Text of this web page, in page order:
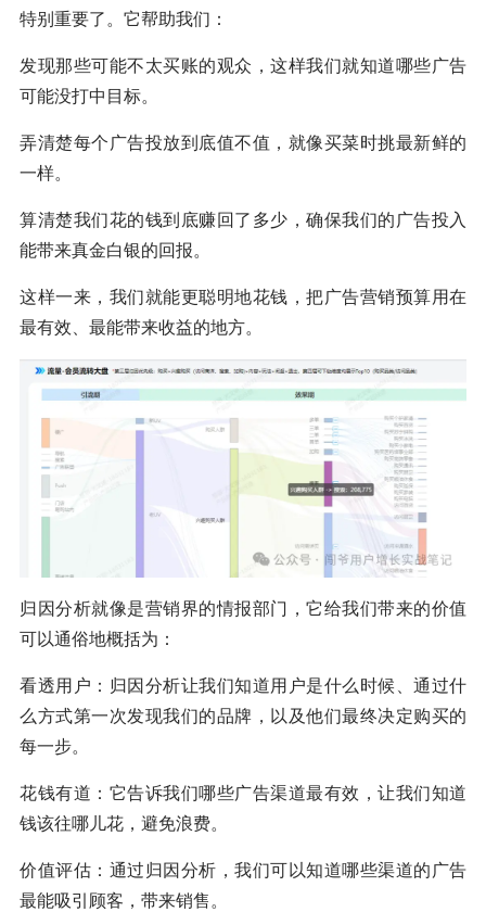
特别重要了。它帮助我们：
发现那些可能不太买账的观众，这样我们就知道哪些广告
可能没打中目标。
弄清楚每个广告投放到底值不值，就像买菜时挑最新鲜的
一样。
算清楚我们花的钱到底赚回了多少，确保我们的广告投入
能带来真金白银的回报。
这样一来，我们就能更聪明地花钱，把广告营销预算用在
最有效、最能带来收益的地方。
归因分析就像是营销界的情报部门，它给我们带来的价值
可以通俗地概括为：
看透用户：归因分析让我们知道用户是什么时候、通过什
么方式第一次发现我们的品牌，以及他们最终决定购买的
每一步。
花钱有道：它告诉我们哪些广告渠道最有效，让我们知道
钱该往哪儿花，避免浪费。
价值评估：通过归因分析，我们可以知道哪些渠道的广告
最能吸引顾客，带来销售。